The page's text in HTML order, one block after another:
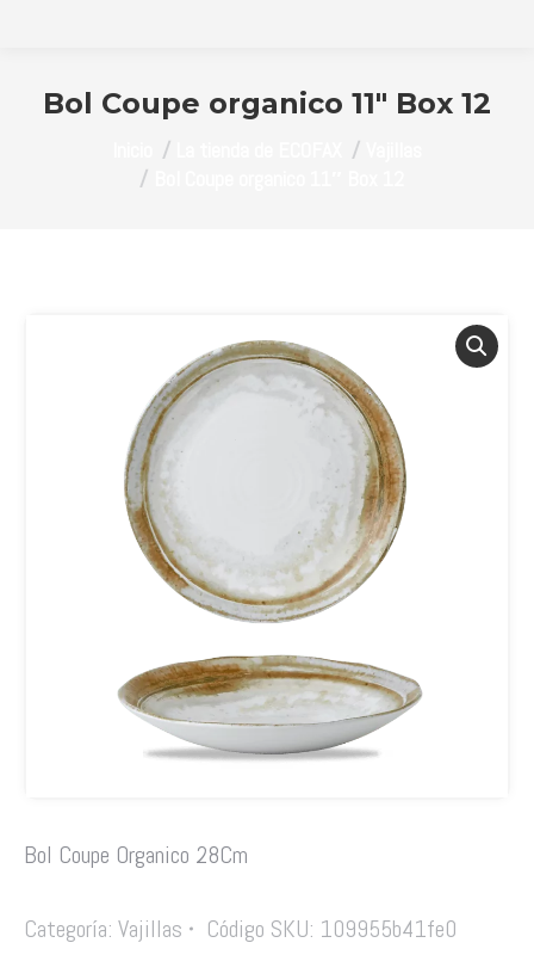
Bol Coupe organico 11″ Box 12
Bol Coupe Organico 28Cm
Categoría: Vajillas Código SKU: 109955b41fe0